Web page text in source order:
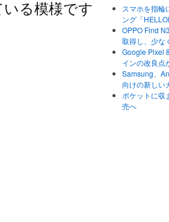
る模様です
スマホを指輪
ング「
OPPO Find
取得し、少な
Google Pixel
インの改良点
Samsung、
向けの新しい
ポケットに収
売へ